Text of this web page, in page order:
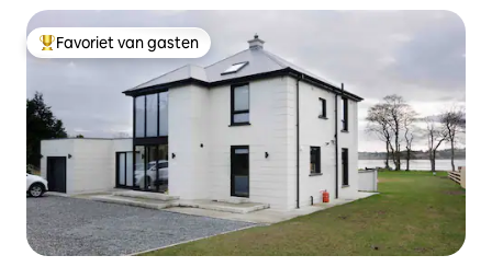
Topfavoriet van gasten
Favoriet van gasten